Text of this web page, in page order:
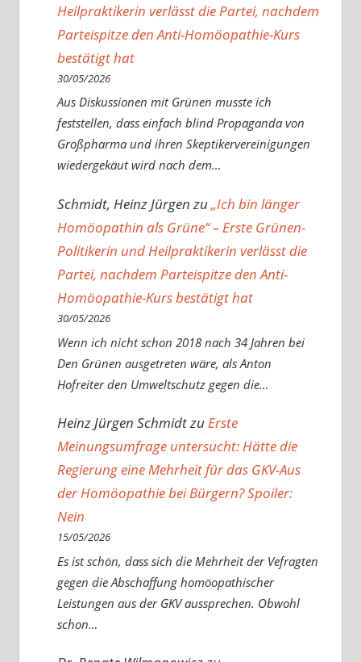
Heilpraktikerin verlässt die Partei, nachdem
Parteispitze den Anti-Homöopathie-Kurs
bestätigt hat
30/05/2026
Aus Diskussionen mit Grünen musste ich
feststellen, dass einfach blind Propaganda von
Großpharma und ihren Skeptikervereinigungen
wiedergekäut wird nach dem…
Schmidt, Heinz Jürgenzu„Ich bin länger
Homöopathin als Grüne“ – Erste Grünen-
Politikerin und Heilpraktikerin verlässt die
Partei, nachdem Parteispitze den Anti-
Homöopathie-Kurs bestätigt hat
30/05/2026
Wenn ich nicht schon 2018 nach 34 Jahren bei
Den Grünen ausgetreten wäre, als Anton
Hofreiter den Umweltschutz gegen die…
Heinz Jürgen SchmidtzuErste
Meinungsumfrage untersucht: Hätte die
Regierung eine Mehrheit für das GKV-Aus
der Homöopathie bei Bürgern? Spoiler:
Nein
15/05/2026
Es ist schön, dass sich die Mehrheit der Vefragten
gegen die Abschaffung homöopathischer
Leistungen aus der GKV aussprechen. Obwohl
schon…